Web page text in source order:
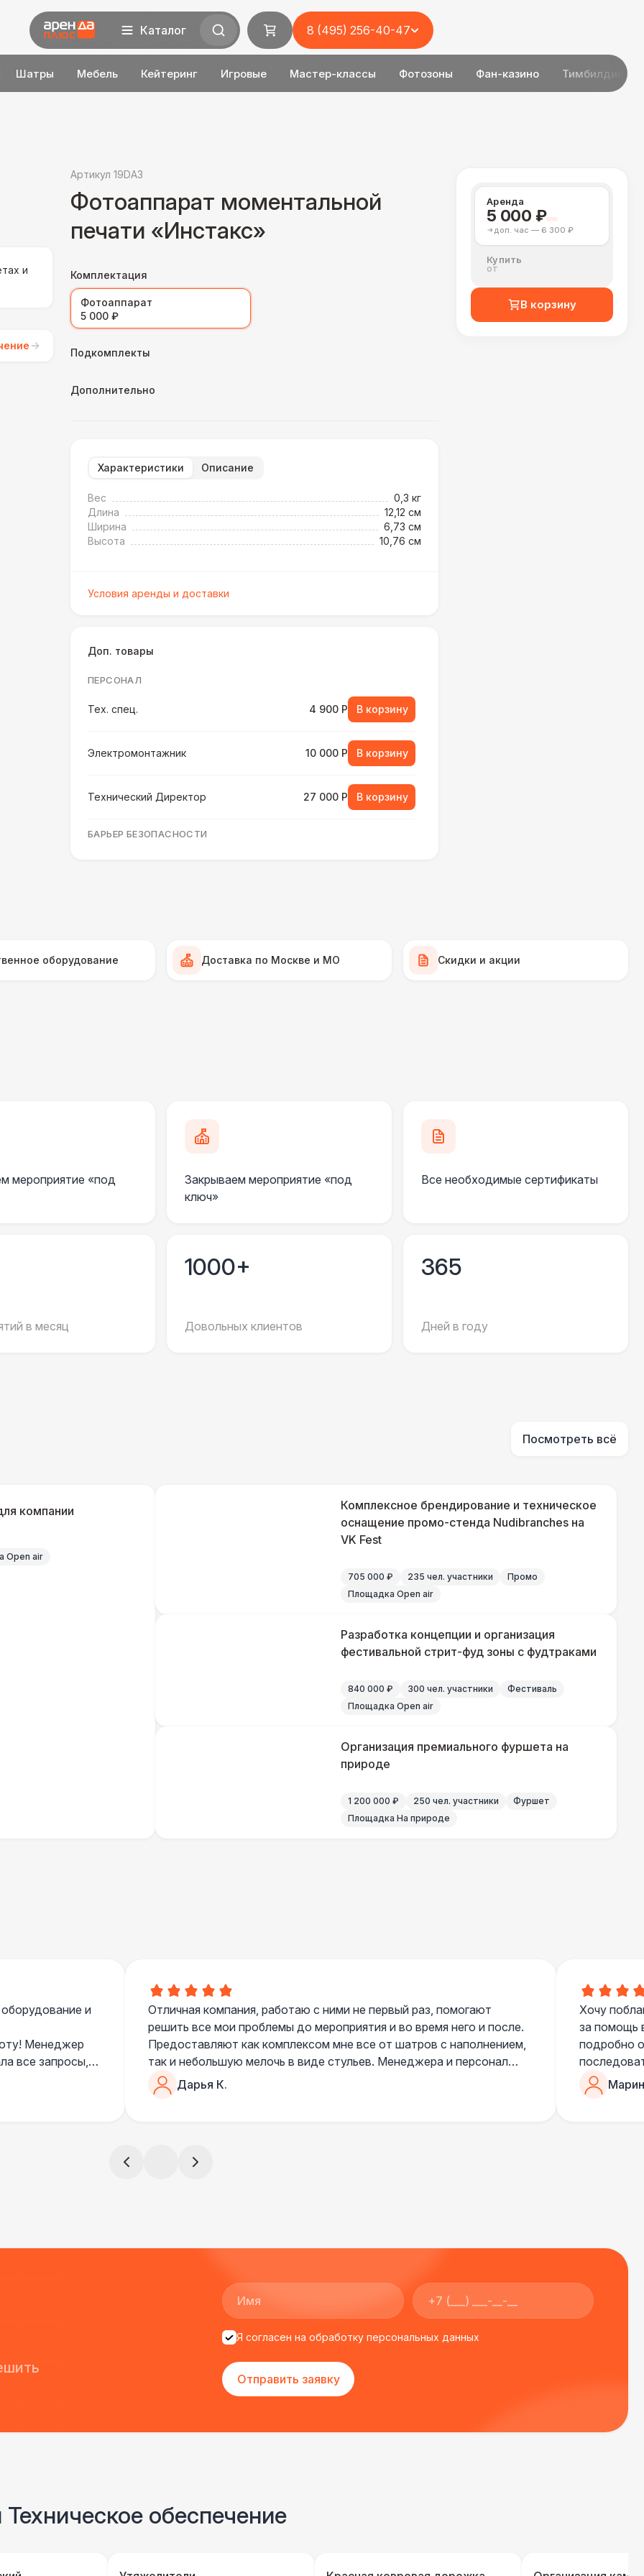
Шатры Мебель Кейтеринг Игровые Мастер-классы Фотозоны Фан-казино Тимбилдинг
Каталог 8 (495) 256-40-47
и
Артикул 19DA3
Фотоаппарат моментальной
печати «Инстакс»
Комплектация
Фотоаппарат
5 000 ₽
Подкомплекты
Дополнительно
Характеристики Описание
Вес
0,3 кг
Длина
12,12 см
Ширина
6,73 см
Высота
10,76 см
Условия аренды и доставки
Доп. товары
ПЕРСОНАЛ
Тех. спец. 4 900 Р В корзину
Электромонтажник 10 000 Р В корзину
Технический Директор 27 000 Р В корзину
БАРЬЕР БЕЗОПАСНОСТИ
Стилизованный (2 х 1 х 0,6)
27 000 Р В корзину
Аренда
5 000 ₽
доп. час — 6 300 ₽
Купить
от
В корзину
оборудование Доставка по Москве и МО Скидки и акции
мероприятие «под
Закрываем мероприятие «под
ключ»
Все необходимые сертификаты
в месяц
1000+
Довольных клиентов
365
Дней в году
Посмотреть всё
компании
Open air
Комплексное брендирование и техническое
оснащение промо-стенда Nudibranches на
VK Fest
705 000 ₽ 235 чел. участники
Промо
Площадка Open air
Разработка концепции и организация
фестивальной стрит-фуд зоны с фудтраками
840 000 ₽ 300 чел. участники
Фестиваль
Площадка Open air
Организация премиального фуршета на
природе
1 200 000 ₽ 250 чел. участники
Фуршет
Площадка На природе
и
Менеджер
все запросы,
тревоги
Отличная компания, работаю с ними не первый раз, помогают
решить все мои проблемы до мероприятия и во время него и после.
Предоставляют как комплексом мне все от шатров с наполнением,
так и небольшую мелочь в виде стульев. Менеджера и персонал
очень понимающий, честный всегда подскажут что лучше взять и
чем дополнить праздник. Очень люблю работать именно с ними,
Дарья К.
Хочу
за помощь
подробно
Романом,
«Рука с
Я согласен на обработку персональных данных
Отправить заявку
обеспечение